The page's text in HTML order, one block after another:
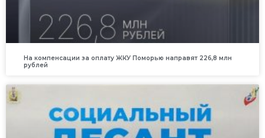
На компенсации за оплату ЖКУ Поморью направят 226,8 млн
рублей